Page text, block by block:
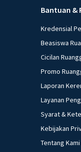
Bantuan &
Kredensial
Beasiswa
Cicilan
Promo
Laporan
Layanan
Syarat &
Kebijakan
Tentang Kami